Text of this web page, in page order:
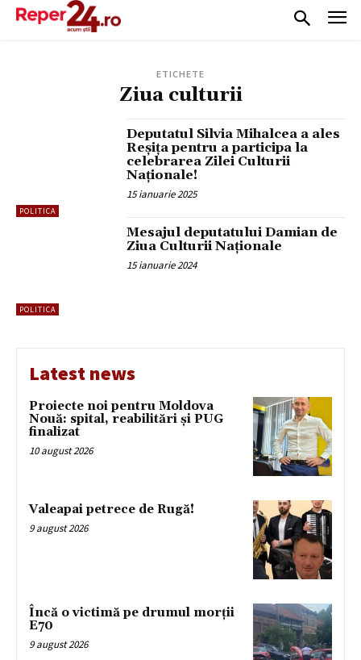
ETICHETE
Ziua culturii
POLITICA
Deputatul Silvia Mihalcea a ales
Reșița pentru a participa la
celebrarea Zilei Culturii
Naționale!
15 ianuarie 2025
POLITICA
Mesajul deputatului Damian de
Ziua Culturii Naționale
15 ianuarie 2024
Latest news
Proiecte noi pentru Moldova
Nouă: spital, reabilitări și PUG
finalizat
10 august 2026
Valeapai petrece de Rugă!
9 august 2026
Încă o victimă pe drumul morții
E70
9 august 2026